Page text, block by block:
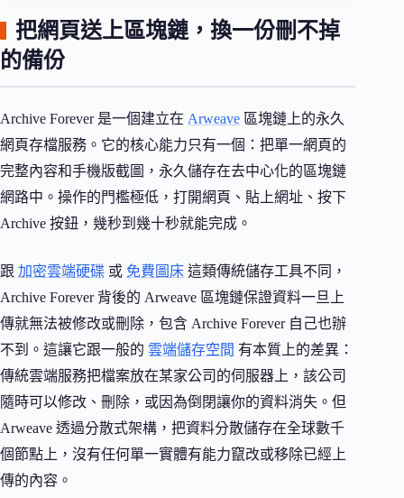
把網頁送上區塊鏈，換一份刪不掉
的備份
Archive Forever 是一個建立在 Arweave 區塊鏈上的永久
網頁存檔服務。它的核心能力只有一個：把單一網頁的
完整內容和手機版截圖，永久儲存在去中心化的區塊鏈
網路中。操作的門檻極低，打開網頁、貼上網址、按下
Archive 按鈕，幾秒到幾十秒就能完成。
跟 加密雲端硬碟 或 免費圖床 這類傳統儲存工具不同，
Archive Forever 背後的 Arweave 區塊鏈保證資料一旦上
傳就無法被修改或刪除，包含 Archive Forever 自己也辦
不到。這讓它跟一般的 雲端儲存空間 有本質上的差異：
傳統雲端服務把檔案放在某家公司的伺服器上，該公司
隨時可以修改、刪除，或因為倒閉讓你的資料消失。但
Arweave 透過分散式架構，把資料分散儲存在全球數千
個節點上，沒有任何單一實體有能力竄改或移除已經上
傳的內容。